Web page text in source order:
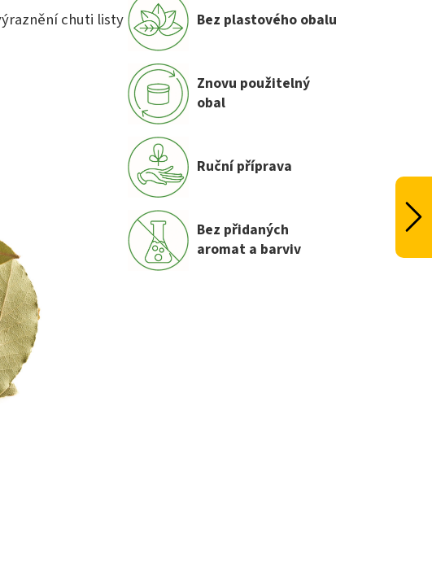
chuti listy
Bez plastového obalu
Znovu použitelný
obal
Ruční příprava
Bez přidaných
aromat a barviv